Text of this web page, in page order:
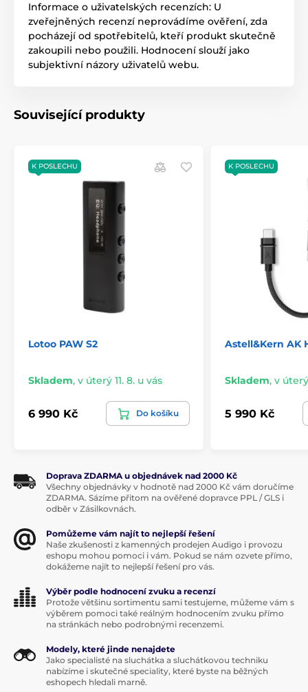
Informace o uživatelských recenzích: U
zveřejněných recenzí neprovádíme ověření, zda
pocházejí od spotřebitelů, kteří produkt skutečně
zakoupili nebo použili. Hodnocení slouží jako
subjektivní názory uživatelů webu.
Související produkty
K POSLECHU
Lotoo PAW S2
Skladem, v úterý 11. 8. u vás
6 990 Kč Do košíku
K POSLECHU
Astell&Kern AK
Skladem, v úterý
5 990 Kč
Doprava ZDARMA u objednávek nad 2000 Kč
Všechny objednávky v hodnotě nad 2000 Kč vám doručíme
ZDARMA. Sázíme přitom na ověřené dopravce PPL / GLS i
odběr v Zásilkovnách.
Pomůžeme vám najít to nejlepší řešení
Naše zkušenosti z kamenných prodejen Audigo i provozu
eshopu mohou pomoci i vám. Pokud se nám ozvete přímo,
dokážeme najít to nejlepší řešení pro vás.
Výběr podle hodnocení zvuku a recenzí
Protože většinu sortimentu sami testujeme, můžeme vám s
výběrem pomoci také reálným hodnocením zvuku přímo
na stránkách nebo podrobnými recenzemi.
Modely, které jinde nenajdete
Jako specialisté na sluchátka a sluchátkovou techniku
nabízíme i skutečné speciality, které byste na běžných
eshopech hledali marně.